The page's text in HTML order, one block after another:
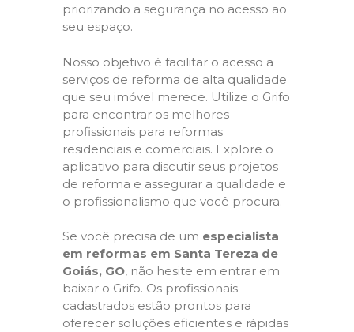
priorizando a segurança no acesso ao
seu espaço.
Nosso objetivo é facilitar o acesso a
serviços de reforma de alta qualidade
que seu imóvel merece. Utilize o Grifo
para encontrar os melhores
profissionais para reformas
residenciais e comerciais. Explore o
aplicativo para discutir seus projetos
de reforma e assegurar a qualidade e
o profissionalismo que você procura.
Se você precisa de um especialista
em reformas em Santa Tereza de
Goiás, GO, não hesite em entrar em
baixar o Grifo. Os profissionais
cadastrados estão prontos para
oferecer soluções eficientes e rápidas